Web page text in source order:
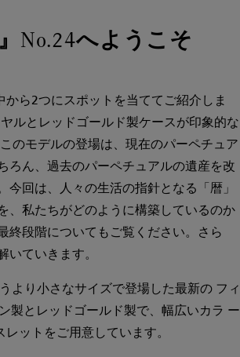
No.24へようこそ
ら2つにスポットを当ててご紹介しま
ルとレッドゴールド製ケースが印象的な
のモデルの登場は、現在のパーペチュア
ろん、過去のパーペチュアルの遺産を改
回は、人々の生活の指針となる「暦」
、私たちがどのように構築しているのか
終段階についてもご覧ください。さら
いていきます。
より小さなサイズで登場した最新の フィ
製とレッドゴールド製で、幅広いカラ ー
ットをご用意しています。